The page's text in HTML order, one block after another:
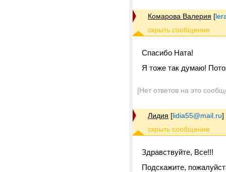
Комарова Валерия [
Спасибо Ната!
Я тоже так думаю!
[Нет ответов на это
Лидия [lidia55@mail.ru]
Здравствуйте, Все!!!
Подскажите,